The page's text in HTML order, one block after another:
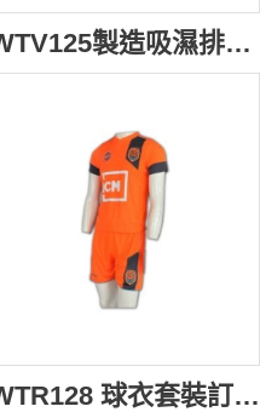
WTV125製造吸濕排汗運動套裝 組隊波衫 訂造輕薄舒適運動套裝 大量訂造運動套裝 運動套裝製造商 紅色衣服 白色褲子
WTR128 球衣套裝訂造 印籃球服 球衣專門店 排球制服 橙色